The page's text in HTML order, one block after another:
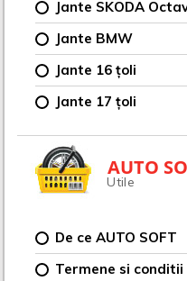
Jante SKODA
Jante BMW
Jante 16 țoli
Jante 17 țoli
AUTO
Utile
De ce AUTO SOFT
Termene si conditii